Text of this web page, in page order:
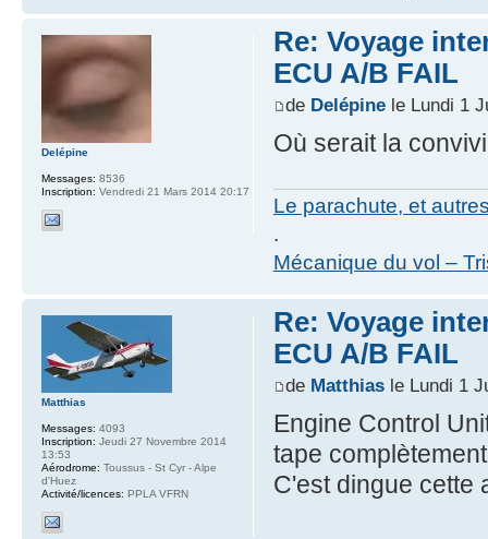
Re: Voyage
ECU A/B FAIL
de Delépinele Lundi 1
Où serait la
Le parachute, et
.
Mécanique du vol –
Delépine
Messages: 8536
Inscription: Vendredi 21 Mars 2014 20:17
Re: Voyage
ECU A/B FAIL
de Matthiasle Lundi 1
Engine Control
tape
C'est dingue cette
Matthias
Messages: 4093
Inscription: Jeudi 27 Novembre 2014
13:53
Aérodrome: Toussus - St Cyr - Alpe
d'Huez
Activité/licences: PPLA VFRN